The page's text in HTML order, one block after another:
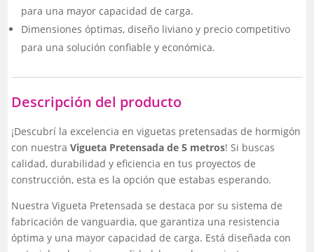
para una mayor capacidad de carga.
Dimensiones óptimas, diseño liviano y precio competitivo
para una solución confiable y económica.
Descripción del producto
¡Descubrí la excelencia en viguetas pretensadas de hormigón
con nuestraVigueta Pretensada de 5 metros! Si buscas
calidad, durabilidad y eficiencia en tus proyectos de
construcción, esta es la opción que estabas esperando.
Nuestra Vigueta Pretensada se destaca por su sistema de
fabricación de vanguardia, que garantiza una resistencia
óptima y una mayor capacidad de carga. Está diseñada con